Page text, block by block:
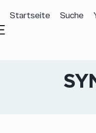
Startseite Suche